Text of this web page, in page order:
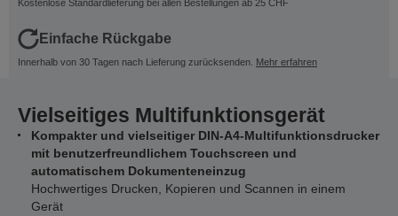
Kostenlose Standardlieferung bei allen Bestellungen ab 25 CHF
Einfache Rückgabe
Innerhalb von 30 Tagen nach Lieferung zurücksenden. Mehr erfahren
Vielseitiges Multifunktionsgerät
Kompakter und vielseitiger DIN-A4-Multifunktionsdrucker
mit benutzerfreundlichem Touchscreen und
automatischem Dokumenteneinzug
Hochwertiges Drucken, Kopieren und Scannen in einem
Gerät